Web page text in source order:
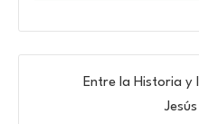
Entre la Historia y